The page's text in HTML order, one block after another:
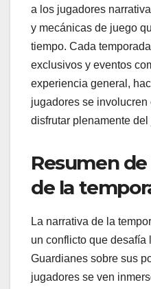
a los jugadores
y mecánicas de juego
tiempo. Cada
exclusivos y eventos
experiencia general,
jugadores se involucren
disfrutar plenamente del
Resumen
de la
La narrativa de la
un conflicto que desafía
Guardianes sobre sus
jugadores se ven